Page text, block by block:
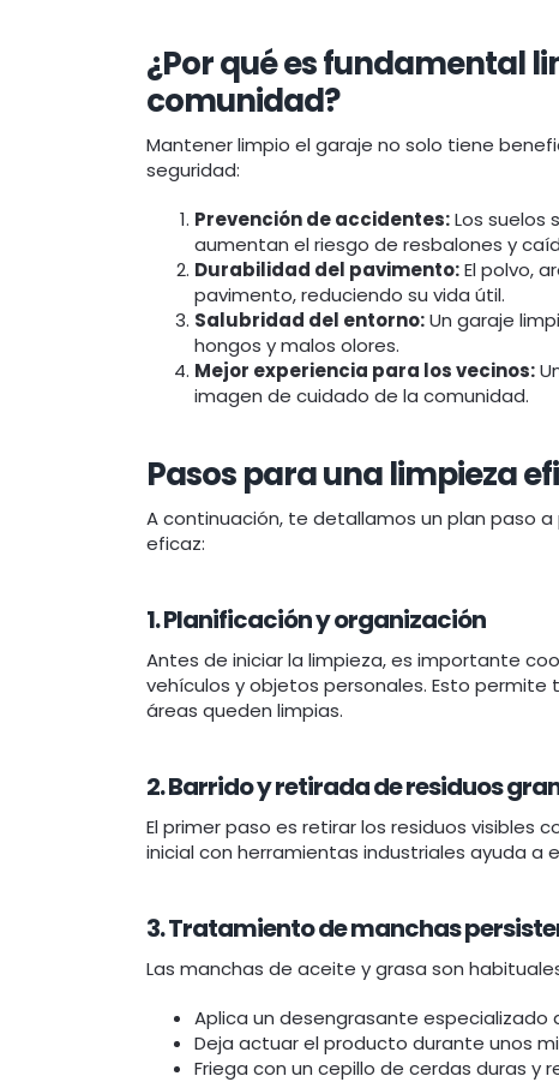
¿Por qué es fundamental
comunidad?
Mantener limpio el garaje no solo tiene
seguridad:
Prevención de accidentes:Los suelos
aumentan el riesgo de resbalones y
Durabilidad del pavimento:El polvo,
pavimento, reduciendo su vida útil.
Salubridad del entorno:Un garaje
hongos y malos olores.
Mejor experiencia para los vecinos:
imagen de cuidado de la comunidad.
Pasos para una limpieza
A continuación, te detallamos un plan paso
eficaz:
1. Planificación y organización
Antes de iniciar la limpieza, es importante
vehículos y objetos personales. Esto
áreas queden limpias.
2. Barrido y retirada de residuos
El primer paso es retirar los residuos visibles
inicial con herramientas industriales ayuda a
3. Tratamiento de manchas
Las manchas de aceite y grasa son
Aplica un desengrasante
Deja actuar el producto durante unos
Friega con un cepillo de cerdas duras y